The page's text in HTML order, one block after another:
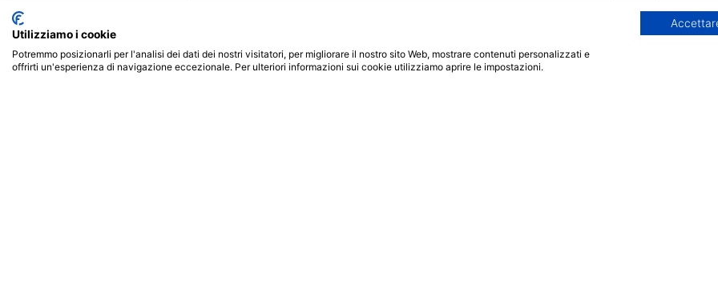
Utilizziamo i cookie
Potremmo posizionarli per l'analisi dei dati dei nostri visitatori, per migliorare il nostro sito Web, mostrare contenuti personalizzati e
offrirti un'esperienza di navigazione eccezionale. Per ulteriori informazioni sui cookie utilizziamo aprire le impostazioni.